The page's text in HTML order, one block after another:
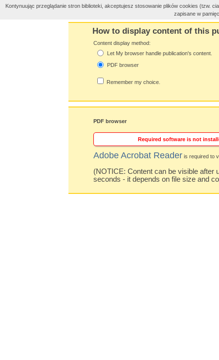
How to display content of this
Content display method:
Let My browser handle publication's content.
PDF browser
Remember my choice.
PDF browser
Required software is not
Adobe Acrobat Reader is required to
(NOTICE: Content can be visible after
seconds - it depends on file size and
Kontynuując przeglądanie stron biblioteki, akceptujesz stosowanie plików cookies
zapisane w